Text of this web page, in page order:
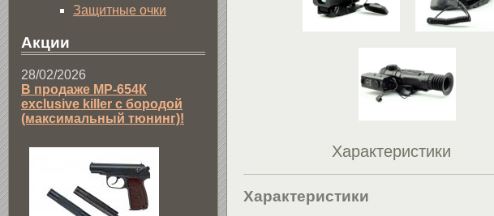
Характеристики
Характеристики
Защитные очки
Акции
28/02/2026
В продаже МР-654К
exclusive killer с бородой
(максимальный тюнинг)!